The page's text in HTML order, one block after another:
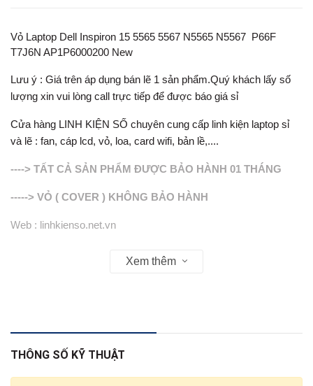
Vỏ Laptop Dell Inspiron 15 5565 5567 N5565 N5567 P66F
T7J6N AP1P6000200 New
Lưu ý : Giá trên áp dụng bán lẽ 1 sản phẩm.Quý khách lấy số
lượng xin vui lòng call trực tiếp để được báo giá sỉ
Cửa hàng LINH KIỆN SỐ chuyên cung cấp linh kiện laptop sỉ
và lẽ : fan, cáp lcd, vỏ, loa, card wifi, bản lề,....
----> TẤT CẢ SẢN PHẨM ĐƯỢC BẢO HÀNH 01 THÁNG
-----> VỎ ( COVER ) KHÔNG BẢO HÀNH
Web : linhkienso.net.vn
Xem thêm
THÔNG SỐ KỸ THUẬT